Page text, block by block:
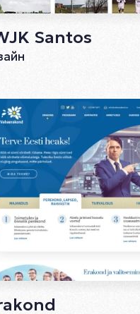
Santos